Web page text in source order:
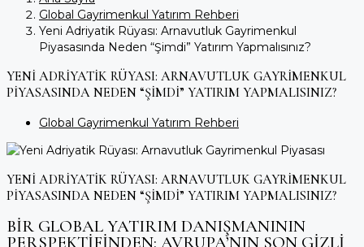
Global Gayrimenkul Yatırım Rehberi
Yeni Adriyatik Rüyası: Arnavutluk Gayrimenkul
Piyasasında Neden “Şimdi” Yatırım Yapmalısınız?
YENI ADRIYATIK RÜYASI: ARNAVUTLUK GAYRIMENKUL
PIYASASINDA NEDEN “ŞIMDI” YATIRIM YAPMALISINIZ?
Global Gayrimenkul Yatırım Rehberi
YENI ADRIYATIK RÜYASI: ARNAVUTLUK GAYRIMENKUL
PIYASASINDA NEDEN “ŞIMDI” YATIRIM YAPMALISINIZ?
BIR GLOBAL YATIRIM DANIŞMANININ
PERSPEKTIFINDEN: AVRUPA’NIN SON GIZLI